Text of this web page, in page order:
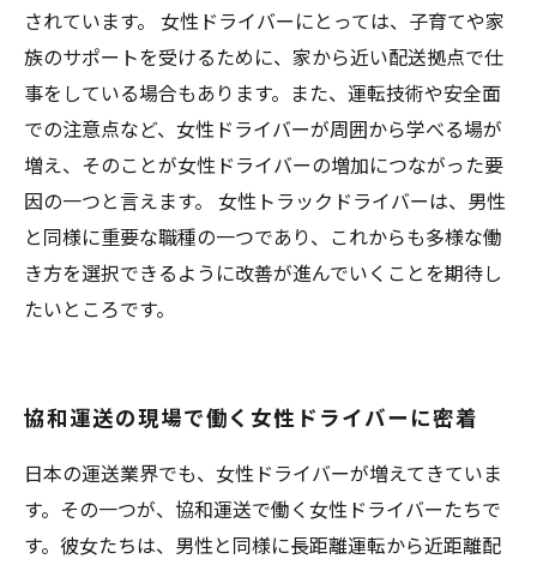
されています。 女性ドライバーにとっては、子育てや家
族のサポートを受けるために、家から近い配送拠点で仕
事をしている場合もあります。また、運転技術や安全面
での注意点など、女性ドライバーが周囲から学べる場が
増え、そのことが女性ドライバーの増加につながった要
因の一つと言えます。 女性トラックドライバーは、男性
と同様に重要な職種の一つであり、これからも多様な働
き方を選択できるように改善が進んでいくことを期待し
たいところです。
協和運送の現場で働く女性ドライバーに密着
日本の運送業界でも、女性ドライバーが増えてきていま
す。その一つが、協和運送で働く女性ドライバーたちで
す。彼女たちは、男性と同様に長距離運転から近距離配